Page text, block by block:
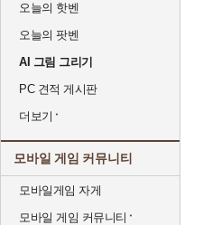
오늘의 핫벤
오늘의 팟벤
AI 그림 그리기
PC 견적 게시판
더보기
모바일 게임 커뮤니티
모바일게임 자게
모바일 게임 커뮤니티